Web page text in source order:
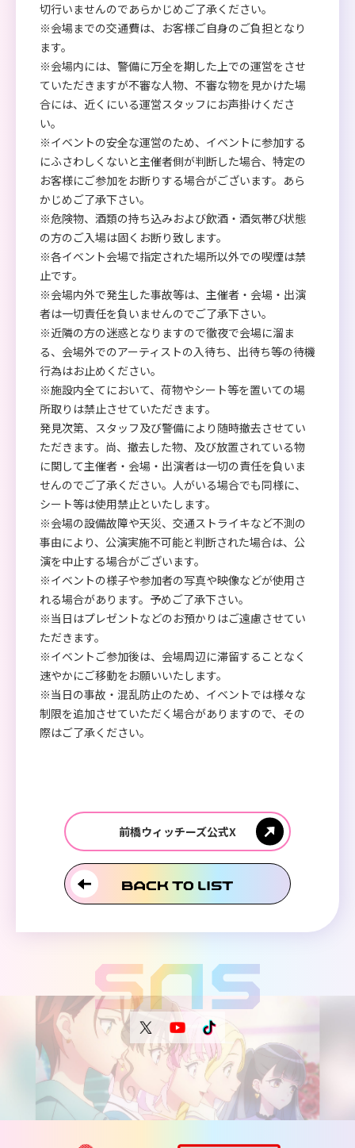
切行いませんのであらかじめご了承ください。
※会場までの交通費は、お客様ご自身のご負担となり
ます。
※会場内には、警備に万全を期した上での運営をさせ
ていただきますが不審な人物、不審な物を見かけた場
合には、近くにいる運営スタッフにお声掛けくださ
い。
※イベントの安全な運営のため、イベントに参加する
にふさわしくないと主催者側が判断した場合、特定の
お客様にご参加をお断りする場合がございます。あら
かじめご了承下さい。
※危険物、酒類の持ち込みおよび飲酒・酒気帯び状態
の方のご入場は固くお断り致します。
※各イベント会場で指定された場所以外での喫煙は禁
止です。
※会場内外で発生した事故等は、主催者・会場・出演
者は一切責任を負いませんのでご了承下さい。
※近隣の方の迷惑となりますので徹夜で会場に溜ま
る、会場外でのアーティストの入待ち、出待ち等の待機
行為はお止めください。
※施設内全てにおいて、荷物やシート等を置いての場
所取りは禁止させていただきます。
発見次第、スタッフ及び警備により随時撤去させてい
ただきます。尚、撤去した物、及び放置されている物
に関して主催者・会場・出演者は一切の責任を負いま
せんのでご了承ください。人がいる場合でも同様に、
シート等は使用禁止といたします。
※会場の設備故障や天災、交通ストライキなど不測の
事由により、公演実施不可能と判断された場合は、公
演を中止する場合がございます。
※イベントの様子や参加者の写真や映像などが使用さ
れる場合があります。予めご了承下さい。
※当日はプレゼントなどのお預かりはご遠慮させてい
ただきます。
※イベントご参加後は、会場周辺に滞留することなく
速やかにご移動をお願いいたします。
※当日の事故・混乱防止のため、イベントでは様々な
制限を追加させていただく場合がありますので、その
際はご了承ください。
前橋ウィッチーズ公式X